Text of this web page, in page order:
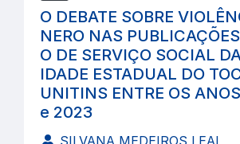
O DEBATE SOBRE
NERO NAS
O DE SERVIÇO SOCIAL
IDADE ESTADUAL DO
UNITINS ENTRE OS
e 2023
SILVANA MEDEIROS LEAL